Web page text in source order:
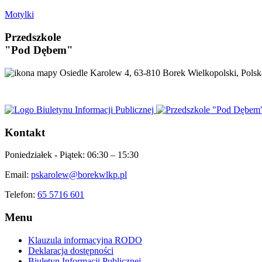
Motylki
Przedszkole
"Pod Dębem"
Osiedle Karolew 4, 63-810 Borek Wielkopolski,
Kontakt
Poniedziałek - Piątek: 06:30 – 15:30
Email: pskarolew@borekwlkp.pl
Telefon: 65 5716 601
Menu
Klauzula informacyjna RODO
Deklaracja dostępności